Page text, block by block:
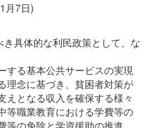
月7日)
具体的な利民政策として、な
か。
する基本公共サービスの実現
理念に基づき、貧困者対策が
えとなる収入を確保する様々
等職業教育における学費等の
の免除と学資援助の推進、